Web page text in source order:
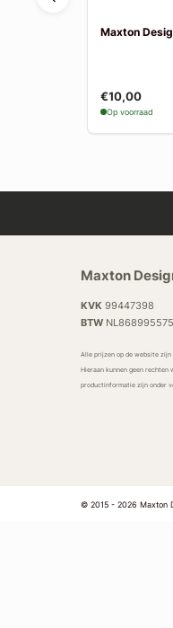
Maxton
€10,00
Op voorraad
Maxton
KVK 99447398
BTW
Alle prijzen op de website zijn
Hieraan kunnen geen rechten
productinformatie zijn onder
© 2015 - 2026 Maxton